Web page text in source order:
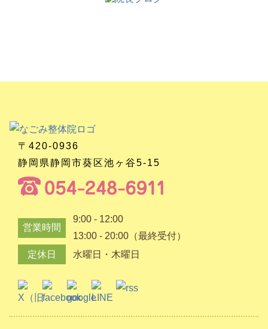
〒420-0936
静岡県静岡市葵区池ヶ谷5-15
営業時間
9:00 - 12:00
13:00 - 20:00（最終受付）
定休日
水曜日・木曜日